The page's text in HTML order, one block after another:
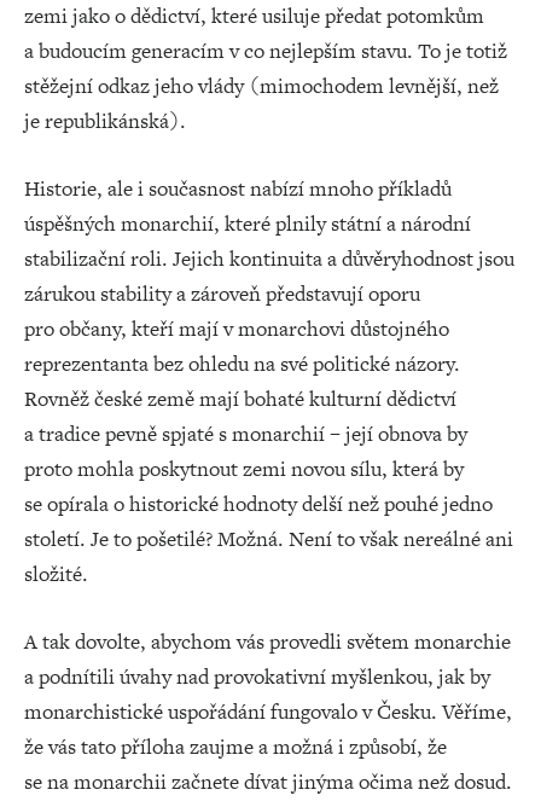
zemi jako o dědictví, které usiluje předat potomkům
a budoucím generacím v co nejlepším stavu. To je totiž
stěžejní odkaz jeho vlády (mimochodem levnější, než
je republikánská).
Historie, ale i současnost nabízí mnoho příkladů
úspěšných monarchií, které plnily státní a národní
stabilizační roli. Jejich kontinuita a důvěryhodnost jsou
zárukou stability a zároveň představují oporu
pro občany, kteří mají v monarchovi důstojného
reprezentanta bez ohledu na své politické názory.
Rovněž české země mají bohaté kulturní dědictví
a tradice pevně spjaté s monarchií – její obnova by
proto mohla poskytnout zemi novou sílu, která by
se opírala o historické hodnoty delší než pouhé jedno
století. Je to pošetilé? Možná. Není to však nereálné ani
složité.
A tak dovolte, abychom vás provedli světem monarchie
a podnítili úvahy nad provokativní myšlenkou, jak by
monarchistické uspořádání fungovalo v Česku. Věříme,
že vás tato příloha zaujme a možná i způsobí, že
se na monarchii začnete dívat jinýma očima než dosud.